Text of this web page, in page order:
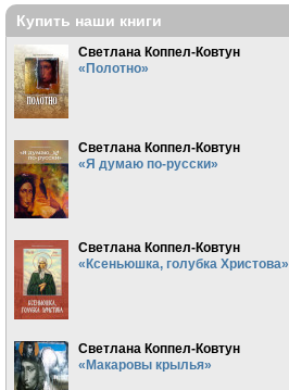
Купить наши книги
Светлана Коппел-Ковтун
«Полотно»
Светлана Коппел-Ковтун
«Я думаю по-русски»
Светлана Коппел-Ковтун
«Ксеньюшка, голубка Христова»
Светлана Коппел-Ковтун
«Макаровы крылья»